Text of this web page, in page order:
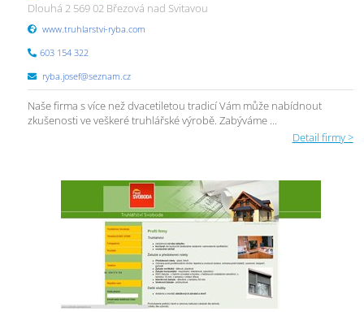
Dlouhá 2 569 02 Březová nad Svitavou
www.truhlarstvi-ryba.com
603 154 322
ryba.josef@seznam.cz
Naše firma s více než dvacetiletou tradicí Vám může nabídnout
zkušenosti ve veškeré truhlářské výrobě. Zabýváme ...
Detail firmy >